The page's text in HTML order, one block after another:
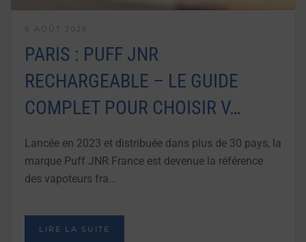
PARIS : PUFF JNR
RECHARGEABLE – LE GUIDE
COMPLET POUR CHOISIR V…
Lancée en 2023 et distribuée dans plus de 30 pays, la
marque Puff JNR France est devenue la référence
des vapoteurs fra…
LIRE LA SUITE